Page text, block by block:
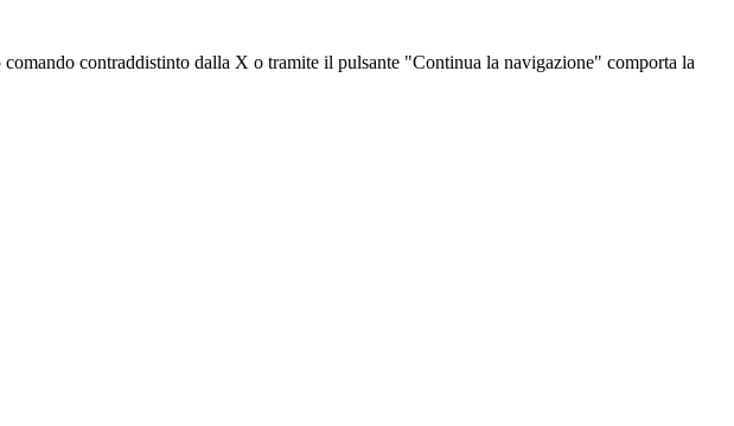
contraddistinto dalla X o tramite il pulsante "Continua la navigazione" comporta la